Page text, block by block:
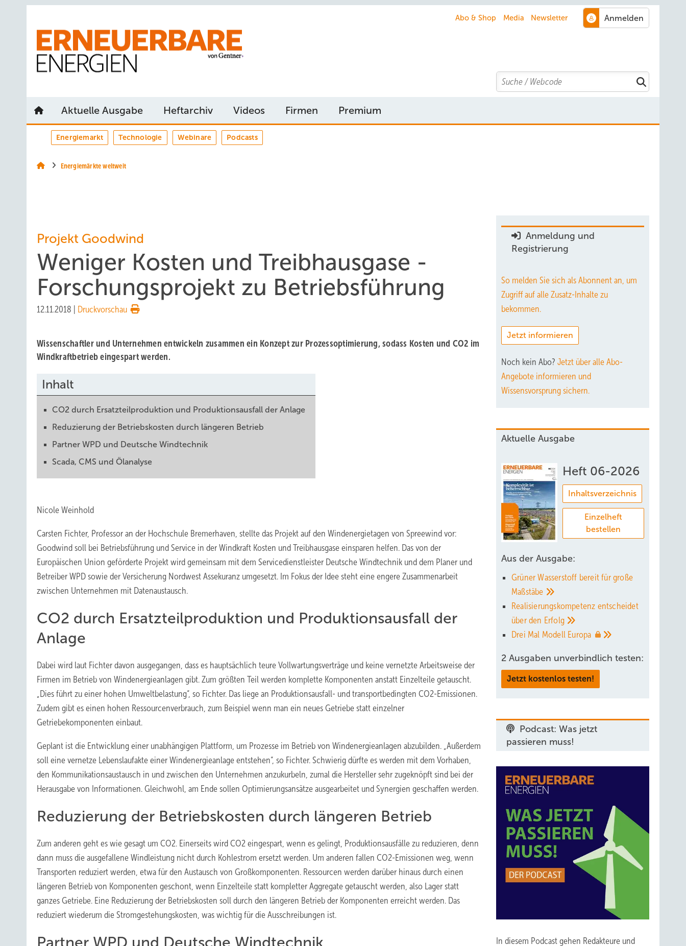
Abo & Shop Media Newsletter
Search
Aktuelle Ausgabe Heftarchiv Videos Firmen Premium
Energiemarkt Technologie Webinare Podcasts
Energiemärkte weltweit
Projekt Goodwind
Weniger Kosten und Treibhausgase -
Forschungsprojekt zu Betriebsführung
12.11.2018 Druckvorschau
Wissenschaftler und Unternehmen entwickeln zusammen ein Konzept zur Prozessoptimierung, sodass Kosten und CO2 im
Windkraftbetrieb eingespart werden.
Inhalt
CO2 durch Ersatzteilproduktion und Produktionsausfall der Anlage
Reduzierung der Betriebskosten durch längeren Betrieb
Partner WPD und Deutsche Windtechnik
Scada, CMS und Ölanalyse
Nicole Weinhold
Carsten Fichter, Professor an der Hochschule Bremerhaven, stellte das Projekt auf den Windenergietagen von Spreewind vor:
Goodwind soll bei Betriebsführung und Service in der Windkraft Kosten und Treibhausgase einsparen helfen. Das von der
Europäischen Union geförderte Projekt wird gemeinsam mit dem Servicedienstleister Deutsche Windtechnik und dem Planer und
Betreiber WPD sowie der Versicherung Nordwest Assekuranz umgesetzt. Im Fokus der Idee steht eine engere Zusammenarbeit
zwischen Unternehmen mit Datenaustausch.
CO2 durch Ersatzteilproduktion und Produktionsausfall der
Anlage
Dabei wird laut Fichter davon ausgegangen, dass es hauptsächlich teure Vollwartungsverträge und keine vernetzte Arbeitsweise der
Firmen im Betrieb von Windenergieanlagen gibt. Zum größten Teil werden komplette Komponenten anstatt Einzelteile getauscht.
„Dies führt zu einer hohen Umweltbelastung“, so Fichter. Das liege an Produktionsausfall- und transportbedingten CO2-Emissionen.
Zudem gibt es einen hohen Ressourcenverbrauch, zum Beispiel wenn man ein neues Getriebe statt einzelner
Getriebekomponenten einbaut.
Geplant ist die Entwicklung einer unabhängigen Plattform, um Prozesse im Betrieb von Windenergieanlagen abzubilden. „Außerdem
soll eine vernetze Lebenslaufakte einer Windenergieanlage entstehen“, so Fichter. Schwierig dürfte es werden mit dem Vorhaben,
den Kommunikationsaustausch in und zwischen den Unternehmen anzukurbeln, zumal die Hersteller sehr zugeknöpft sind bei der
Herausgabe von Informationen. Gleichwohl, am Ende sollen Optimierungsansätze ausgearbeitet und Synergien geschaffen werden.
Reduzierung der Betriebskosten durch längeren Betrieb
Zum anderen geht es wie gesagt um CO2. Einerseits wird CO2 eingespart, wenn es gelingt, Produktionsausfälle zu reduzieren, denn
dann muss die ausgefallene Windleistung nicht durch Kohlestrom ersetzt werden. Um anderen fallen CO2-Emissionen weg, wenn
Transporten reduziert werden, etwa für den Austausch von Großkomponenten. Ressourcen werden darüber hinaus durch einen
längeren Betrieb von Komponenten geschont, wenn Einzelteile statt kompletter Aggregate getauscht werden, also Lager statt
ganzes Getriebe. Eine Reduzierung der Betriebskosten soll durch den längeren Betrieb der Komponenten erreicht werden. Das
reduziert wiederum die Stromgestehungskosten, was wichtig für die Ausschreibungen ist.
Partner WPD und Deutsche Windtechnik
Anmeldung und
Registrierung
So melden Sie sich als Abonnent an, um
Zugriff auf alle Zusatz-Inhalte zu
bekommen.
Jetzt informieren
Noch kein Abo? Jetzt über alle Abo-
Angebote informieren und
Wissensvorsprung sichern.
Aktuelle Ausgabe
Heft 06-2026
Inhaltsverzeichnis
Einzelheft
bestellen
Aus der Ausgabe:
Grüner Wasserstoff bereit für große
Maßstäbe
Realisierungskompetenz entscheidet
über den Erfolg
Drei Mal Modell Europa
2 Ausgaben unverbindlich testen:
Jetzt kostenlos testen!
Podcast: Was jetzt
passieren muss!
In diesem Podcast gehen Redakteure und